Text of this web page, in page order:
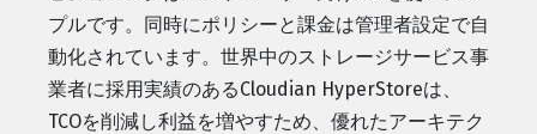
プルです。同時にポリシーと課金は管理者設定で自
動化されています。世界中のストレージサービス事
業者に採用実績のあるCloudian HyperStoreは、
TCOを削減し利益を増やすため、優れたアーキテク